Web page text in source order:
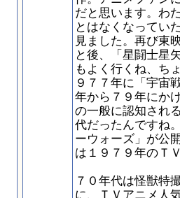
だと思います。わ
とはなくなってい
見ました。再び東
と後、「星闘士星
もよく行くね、ち
９７７年に「宇宙
年から７９年にか
の一般に認知され
代だったんですね
ーウォーズ」が公
は１９７９年のＴ
７０年代は怪獣特
に、ＴＶアニメ人